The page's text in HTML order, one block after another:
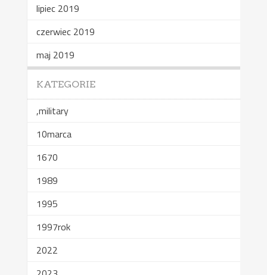
lipiec 2019
czerwiec 2019
maj 2019
KATEGORIE
,military
10marca
1670
1989
1995
1997rok
2022